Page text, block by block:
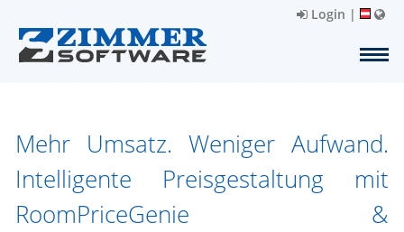
Login |
Mehr Umsatz. Weniger Aufwand.
Intelligente Preisgestaltung mit
RoomPriceGenie &